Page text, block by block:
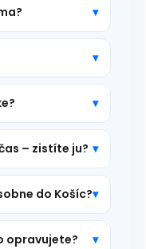
– zistíte ju?
do Košíc?
opravujete?